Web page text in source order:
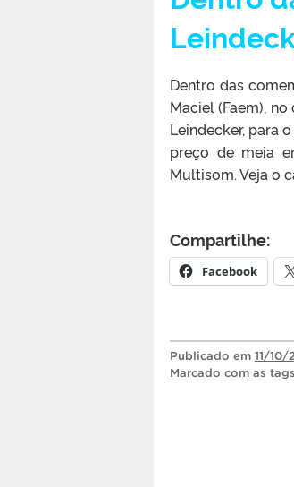
Dentro das
Maciel (Faem),
Leindecker, para
preço de meia
Multisom. Veja o
Compartilhe:
Facebook
Publicado em 11/10/
Marcado com as tags